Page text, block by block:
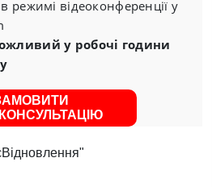
режимі відеоконференції у
у робочі години